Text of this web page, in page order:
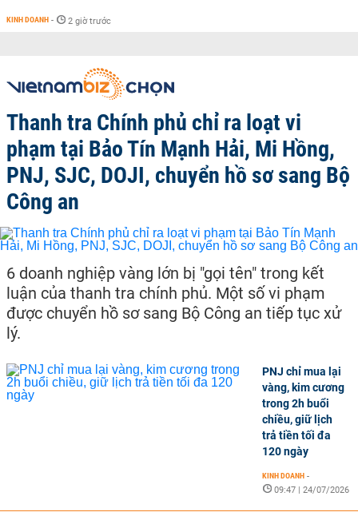
KINH DOANH - 2 giờ trước
Thanh tra Chính phủ chỉ ra loạt vi
phạm tại Bảo Tín Mạnh Hải, Mi Hồng,
PNJ, SJC, DOJI, chuyển hồ sơ sang Bộ
Công an
6 doanh nghiệp vàng lớn bị "gọi tên" trong kết
luận của thanh tra chính phủ. Một số vi phạm
được chuyển hồ sơ sang Bộ Công an tiếp tục xử
lý.
PNJ chỉ mua lại
vàng, kim cương
trong 2h buổi
chiều, giữ lịch
trả tiền tối đa
120 ngày
KINH DOANH -
09:47 | 24/07/2026